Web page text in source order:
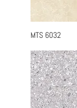
快速瀏覽
MTS 6032